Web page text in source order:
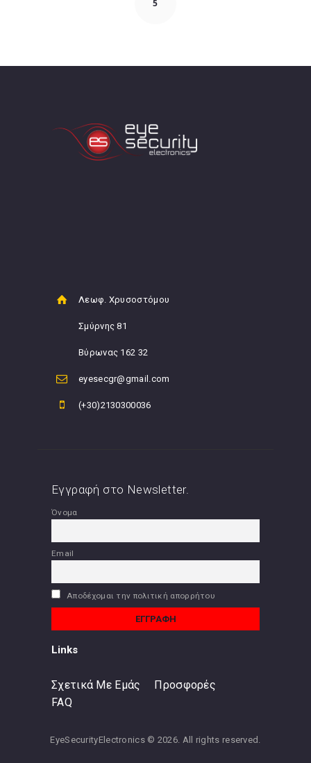
5
Λεωφ. Χρυσοστόμου
Σμύρνης 81
Βύρωνας 162 32
eyesecgr@gmail.com
(+30)2130300036
Εγγραφή στο Newsletter.
Όνομα
Email
Αποδέχομαι την πολιτική απορρήτου
Links
Σχετικά Με Εμάς
Προσφορές
FAQ
EyeSecurityElectronics © 2026. All rights reserved.